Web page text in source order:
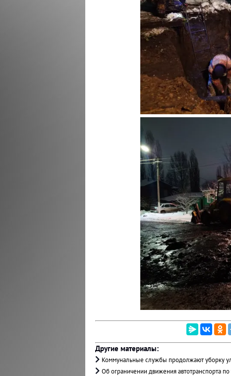
Другие материалы:
Коммунальные службы продолжают уборку
Об ограничении движения автотранспорта